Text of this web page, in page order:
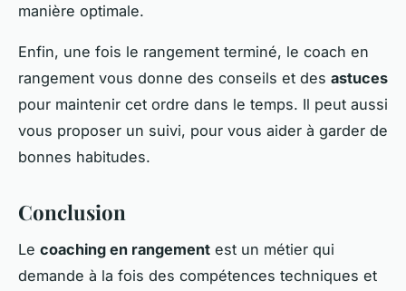
manière optimale.
Enfin, une fois le rangement terminé, le coach en
rangement vous donne des conseils et des astuces
pour maintenir cet ordre dans le temps. Il peut aussi
vous proposer un suivi, pour vous aider à garder de
bonnes habitudes.
Conclusion
Le coaching en rangement est un métier qui
demande à la fois des compétences techniques et